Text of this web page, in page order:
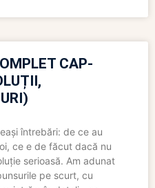
CAP-
întrebări: de ce au
ce e de făcut dacă nu
serioasă. Am adunat
pe scurt, cu